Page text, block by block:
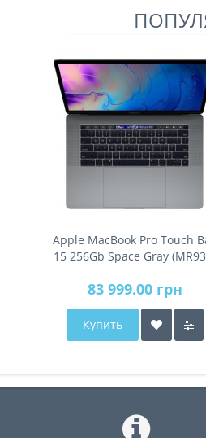
Apple MacBook Pro Touch
15 256Gb Space Gray
83 999.00 грн
Купить